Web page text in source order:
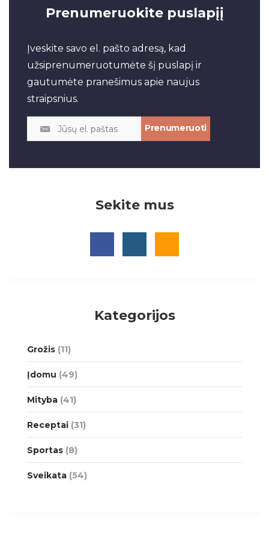
Prenumeruokite puslapįį
Įveskite savo el. pašto adresą, kad
užsiprenumeruotumėte šį puslapį ir
gautumėte pranešimus apie naujus
straipsnius.
Sekite mus
Kategorijos
Grožis (11)
Įdomu (49)
Mityba (41)
Receptai (31)
Sportas (8)
Sveikata (54)